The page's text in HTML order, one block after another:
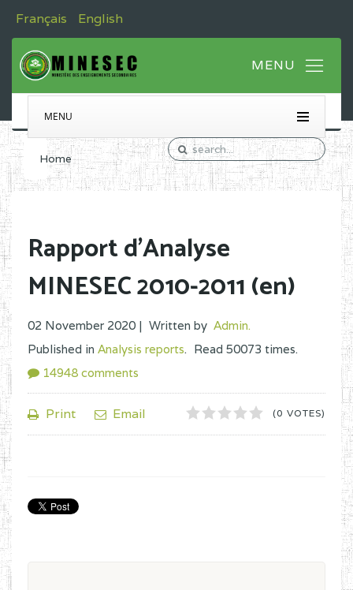
Français English
MENU
Home
Rapport d'Analyse
MINESEC 2010-2011 (en)
02 November 2020 | Written by Admin.
Published in Analysis reports. Read 50073 times.
14948 comments
Print Email 1
2
3
4
5
(0 VOTES)